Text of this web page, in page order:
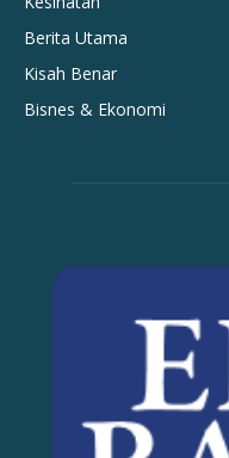
Berita Utama
Kisah Benar
Bisnes & Ekonomi